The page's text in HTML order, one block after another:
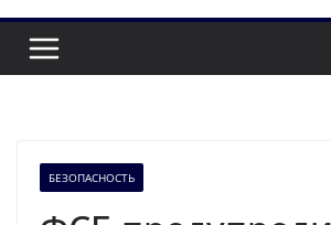
БЕЗОПАСНОСТЬ